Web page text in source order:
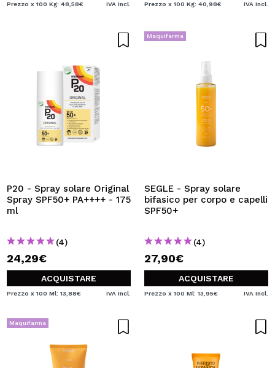
Prezzo x 100 Kg: 48,58€ IVA Incl. Prezzo x 100 Kg: 40,98€ IVA Incl.
P20 - Spray solare Original
Spray SPF50+ PA++++ - 175
ml
(4)
24,29€
ACQUISTARE
Prezzo x 100 Ml: 13,88€ IVA Incl.
Maquifarma
SEGLE - Spray solare
bifasico per corpo e capelli
SPF50+
(4)
27,90€
ACQUISTARE
Prezzo x 100 Ml: 13,95€ IVA Incl.
Maquifarma